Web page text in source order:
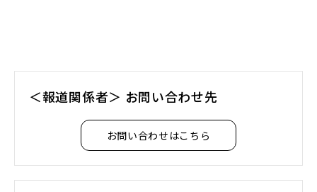
＜報道関係者＞ お問い合わせ先
お問い合わせはこちら